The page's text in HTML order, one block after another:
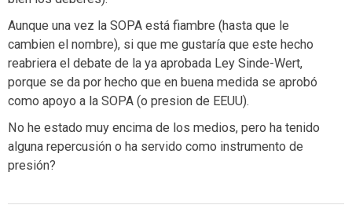
Aunque una vez la SOPA está fiambre (hasta que le
cambien el nombre), si que me gustaría que este hecho
reabriera el debate de la ya aprobada Ley Sinde-Wert,
porque se da por hecho que en buena medida se aprobó
como apoyo a la SOPA (o presion de EEUU).
No he estado muy encima de los medios, pero ha tenido
alguna repercusión o ha servido como instrumento de
presión?